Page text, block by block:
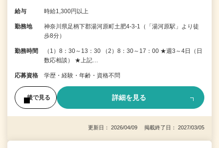
給与 時給1,300円以上
勤務地
神奈川県足柄下郡湯河原町土肥4-3-1（「湯河原駅」より徒
歩8分）
勤務時間
（1）8：30～13：30 （2）8：30～17：00 ★週3～4日（日
数応相談） ★上記…
応募資格 学歴・経験・年齢・資格不問
後で見る 詳細を見る
更新日： 2026/04/09 掲載終了日： 2027/03/05